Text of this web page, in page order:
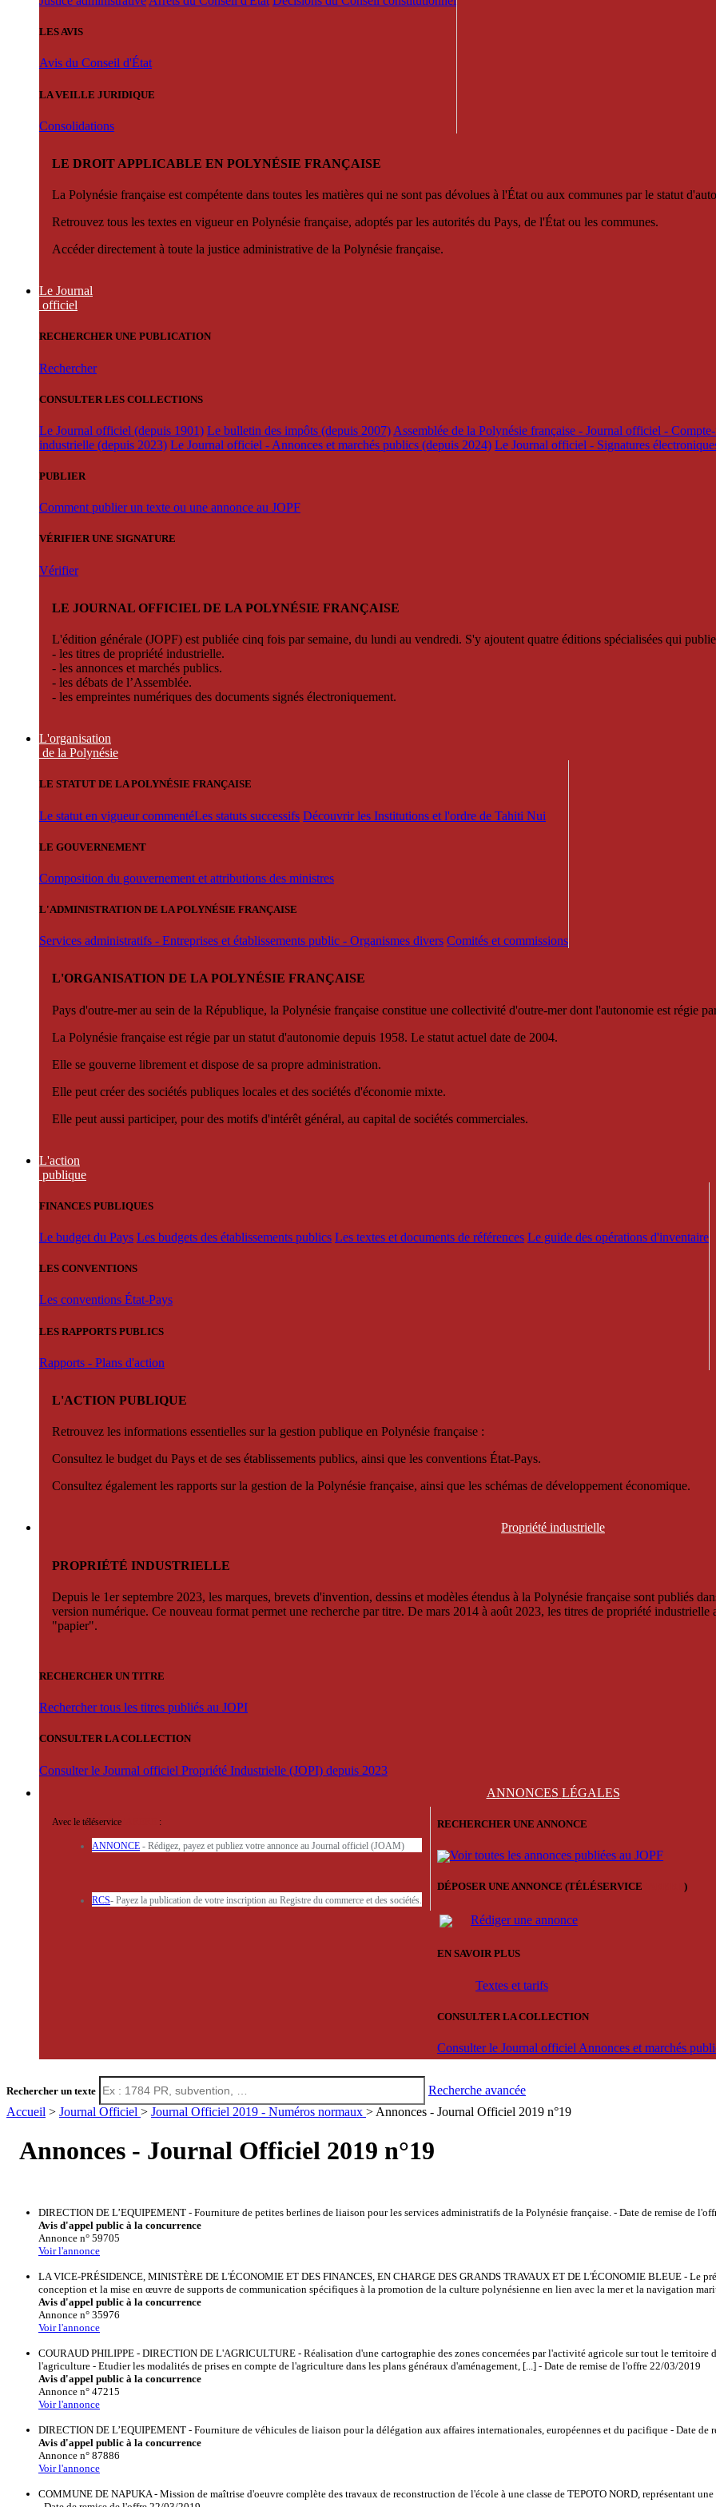
LES AVIS
Avis du Conseil d'État
LA VEILLE JURIDIQUE
Consolidations
LE DROIT APPLICABLE EN POLYNÉSIE FRANÇAISE
La Polynésie française est compétente dans toutes les matières qui ne sont pas dévolues à l'État ou aux communes par le statut
Retrouvez tous les textes en vigueur en Polynésie française, adoptés par les autorités du Pays, de l'État ou les communes.
Accéder directement à toute la justice administrative de la Polynésie française.
Le Journal
officiel
RECHERCHER UNE PUBLICATION
Rechercher
CONSULTER LES COLLECTIONS
Le Journal officiel (depuis 1901) Le bulletin des impôts (depuis 2007) Assemblée de la Polynésie française - Journal officiel -
industrielle (depuis 2023) Le Journal officiel - Annonces et marchés publics (depuis 2024) Le Journal officiel - Signatures
PUBLIER
Comment publier un texte ou une annonce au JOPF
VÉRIFIER UNE SIGNATURE
Vérifier
LE JOURNAL OFFICIEL DE LA POLYNÉSIE FRANÇAISE
L'édition générale (JOPF) est publiée cinq fois par semaine, du lundi au vendredi. S'y ajoutent quatre éditions spécialisées qui
- les titres de propriété industrielle.
- les annonces et marchés publics.
- les débats de l’Assemblée.
- les empreintes numériques des documents signés électroniquement.
L'organisation
de la Polynésie
LE STATUT DE LA POLYNÉSIE FRANÇAISE
Le statut en vigueur commentéLes statuts successifs Découvrir les Institutions et l'ordre de Tahiti Nui
LE GOUVERNEMENT
Composition du gouvernement et attributions des ministres
L'ADMINISTRATION DE LA POLYNÉSIE FRANÇAISE
Services administratifs - Entreprises et établissements public - Organismes divers Comités et commissions
L'ORGANISATION DE LA POLYNÉSIE FRANÇAISE
Pays d'outre-mer au sein de la République, la Polynésie française constitue une collectivité d'outre-mer dont l'autonomie est régie
La Polynésie française est régie par un statut d'autonomie depuis 1958. Le statut actuel date de 2004.
Elle se gouverne librement et dispose de sa propre administration.
Elle peut créer des sociétés publiques locales et des sociétés d'économie mixte.
Elle peut aussi participer, pour des motifs d'intérêt général, au capital de sociétés commerciales.
L'action
publique
FINANCES PUBLIQUES
Le budget du Pays Les budgets des établissements publics Les textes et documents de références Le guide des opérations d'inventaire
LES CONVENTIONS
Les conventions État-Pays
LES RAPPORTS PUBLICS
Rapports - Plans d'action
L'ACTION PUBLIQUE
Retrouvez les informations essentielles sur la gestion publique en Polynésie française :
Consultez le budget du Pays et de ses établissements publics, ainsi que les conventions État-Pays.
Consultez également les rapports sur la gestion de la Polynésie française, ainsi que les schémas de développement économique.
Propriété industrielle
PROPRIÉTÉ INDUSTRIELLE
Depuis le 1er septembre 2023, les marques, brevets d'invention, dessins et modèles étendus à la Polynésie française sont publiés
version numérique. Ce nouveau format permet une recherche par titre. De mars 2014 à août 2023, les titres de propriété
"papier".
RECHERCHER UN TITRE
Rechercher tous les titres publiés au JOPI
CONSULTER LA COLLECTION
Consulter le Journal officiel Propriété Industrielle (JOPI) depuis 2023
ANNONCES LÉGALES
Avec le téléservice :
ANNONCE - Rédigez, payez et publiez votre annonce au Journal officiel (JOAM)
RCS- Payez la publication de votre inscription au Registre du commerce et des sociétés.
RECHERCHER UNE ANNONCE
Voir toutes les annonces publiées au JOPF
DÉPOSER UNE ANNONCE (TÉLÉSERVICE )
Rédiger une annonce
EN SAVOIR PLUS
Textes et tarifs
CONSULTER LA COLLECTION
Consulter le Journal officiel Annonces et marchés
Rechercher un texte
Recherche avancée
Accueil > Journal Officiel > Journal Officiel 2019 - Numéros normaux > Annonces - Journal Officiel 2019 n°19
Annonces - Journal Officiel 2019 n°19
DIRECTION DE L’EQUIPEMENT - Fourniture de petites berlines de liaison pour les services administratifs de la Polynésie française. - Date de remise de
Avis d'appel public à la concurrence
Annonce n° 59705
Voir l'annonce
LA VICE-PRÉSIDENCE, MINISTÈRE DE L'ÉCONOMIE ET DES FINANCES, EN CHARGE DES GRANDS TRAVAUX ET DE L'ÉCONOMIE BLEUE - Le
conception et la mise en œuvre de supports de communication spécifiques à la promotion de la culture polynésienne en lien avec la mer et la navigation
Avis d'appel public à la concurrence
Annonce n° 35976
Voir l'annonce
COURAUD PHILIPPE - DIRECTION DE L'AGRICULTURE - Réalisation d'une cartographie des zones concernées par l'activité agricole sur tout le territoire
l'agriculture - Etudier les modalités de prises en compte de l'agriculture dans les plans généraux d'aménagement, [...] - Date de remise de l'offre 22/03/2019
Avis d'appel public à la concurrence
Annonce n° 47215
Voir l'annonce
DIRECTION DE L’EQUIPEMENT - Fourniture de véhicules de liaison pour la délégation aux affaires internationales, européennes et du pacifique - Date de
Avis d'appel public à la concurrence
Annonce n° 87886
Voir l'annonce
COMMUNE DE NAPUKA - Mission de maîtrise d'oeuvre complète des travaux de reconstruction de l'école à une classe de TEPOTO NORD, représentant